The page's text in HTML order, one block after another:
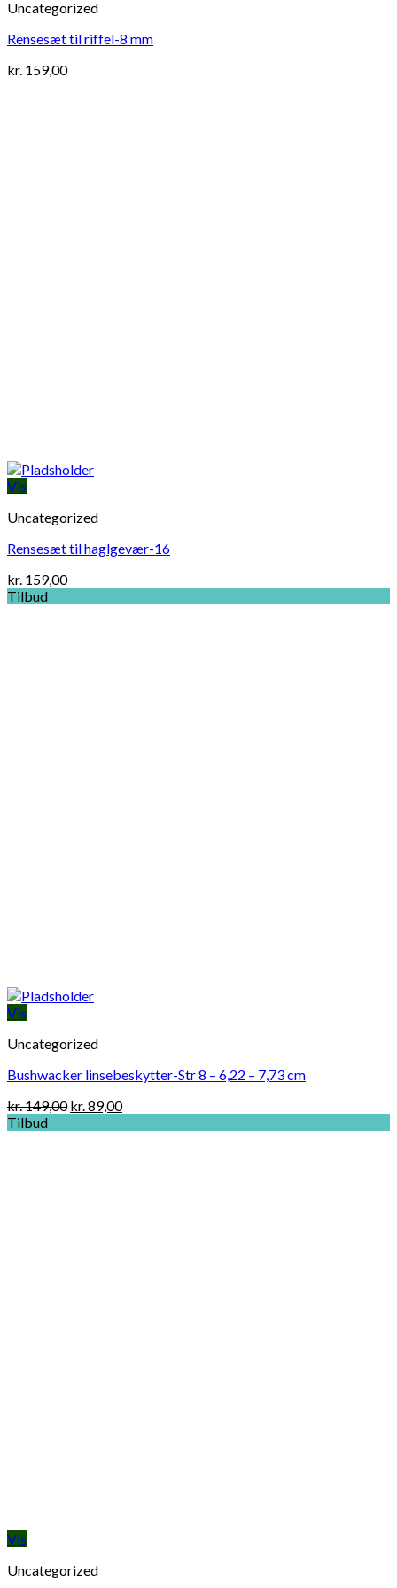
Uncategorized
Rensesæt til riffel-8 mm
kr. 159,00
Vis
Uncategorized
Rensesæt til haglgevær-16
kr. 159,00
Tilbud
Vis
Uncategorized
Bushwacker linsebeskytter-Str 8 – 6,22 – 7,73 cm
kr.149,00 Original
kr.89,00Current
Tilbud
Vis
Uncategorized